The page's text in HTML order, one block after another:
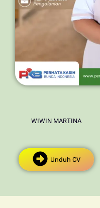
WIWIN MARTINA
Unduh CV